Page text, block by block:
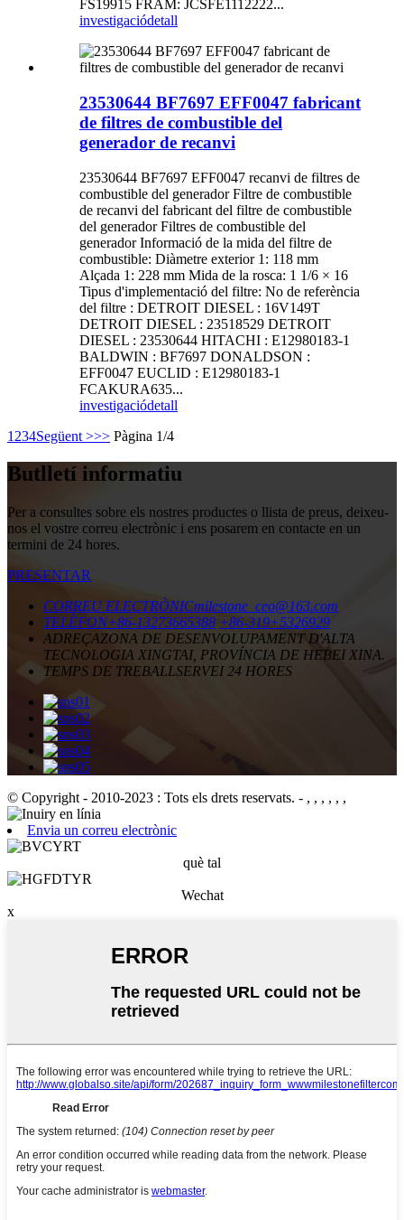
FS19915 FRAM: JCSFE1112222...
investigaciódetall
23530644 BF7697 EFF0047 fabricant
de filtres de combustible del
generador de recanvi
23530644 BF7697 EFF0047 recanvi de filtres de
combustible del generador Filtre de combustible
de recanvi del fabricant del filtre de combustible
del generador Filtres de combustible del
generador Informació de la mida del filtre de
combustible: Diàmetre exterior 1: 118 mm
Alçada 1: 228 mm Mida de la rosca: 1 1/6 × 16
Tipus d'implementació del filtre: No de referència
del filtre : DETROIT DIESEL : 16V149T
DETROIT DIESEL : 23518529 DETROIT
DIESEL : 23530644 HITACHI : E12980183-1
BALDWIN : BF7697 DONALDSON :
EFF0047 EUCLID : E12980183-1
FCAKURA635...
investigaciódetall
1 234Següent >>> Pàgina 1/4
Butlletí informatiu
Per a consultes sobre els nostres productes o llista de preus, deixeu-
nos el vostre correu electrònic i ens posarem en contacte en un
termini de 24 hores.
PRESENTAR
CORREU ELECTRÒNICmilestone_ceo@163.com
TELÈFON+86-13273665388 +86-319+5326929
ADREÇAZONA DE DESENVOLUPAMENT D'ALTA
TECNOLOGIA XINGTAI, PROVÍNCIA DE HEBEI XINA.
TEMPS DE TREBALLSERVEI 24 HORES
© Copyright - 2010-2023 : Tots els drets reservats. - , , , , , ,
Envia un correu electrònic
què tal
Wechat
x